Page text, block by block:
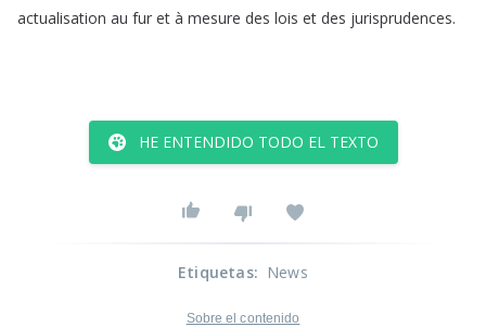
actualisation au fur et à mesure des lois et des jurisprudences.
HE ENTENDIDO TODO EL TEXTO
Etiquetas: News
Sobre el contenido